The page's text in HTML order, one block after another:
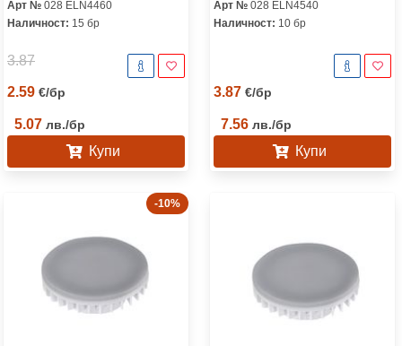
Арт № 028 ELN4460
Наличност: 15 бр
3.87
2.59 €/бр
5.07 лв./бр
Купи
Арт № 028 ELN4540
Наличност: 10 бр
3.87 €/бр
7.56 лв./бр
Купи
-10%